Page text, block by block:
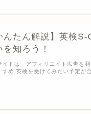
んたん解説】英検
を知ろう！
トは、アフィリエイト広告を
すめ 英検を受けてみたい予定が